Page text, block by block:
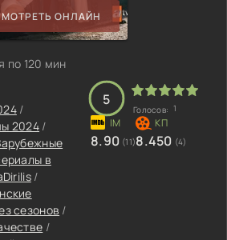
ОНЛАЙН
по 120 мин
/
2024 /
в
/
сезонов /
/
5
Голосов: 1
8.90 (11)8.450 (4)